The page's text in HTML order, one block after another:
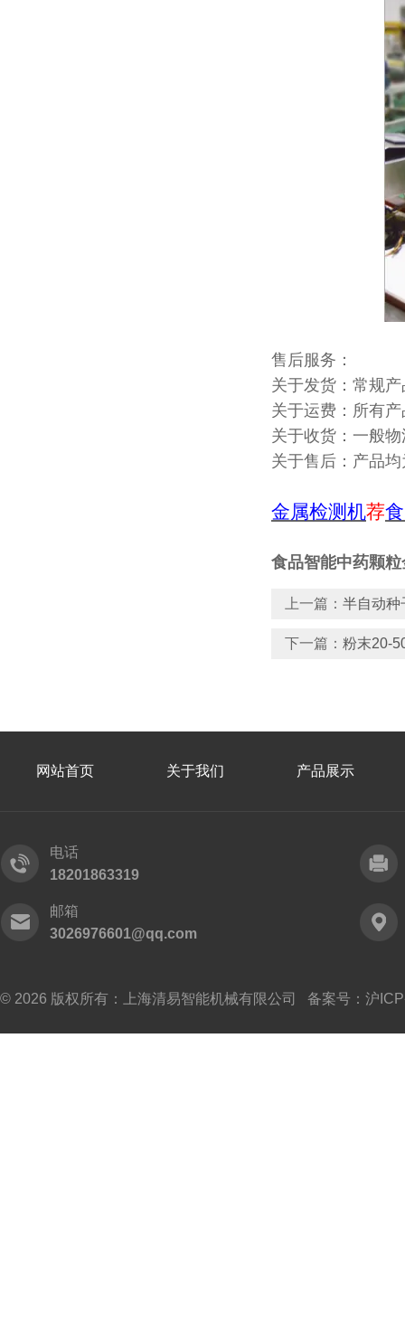
售后服务：
关于发货：常规
关于运费：所有
关于收货：一般
关于售后：产品
金属检测机荐
食品智能中药颗
上一篇： 半自动种
下一篇： 粉末20-
网站首页 关于我们 产品展示
电话
18201863319
邮箱
3026976601@qq.com
© 2026 版权所有：上海清易智能机械有限公司 备案号： 沪